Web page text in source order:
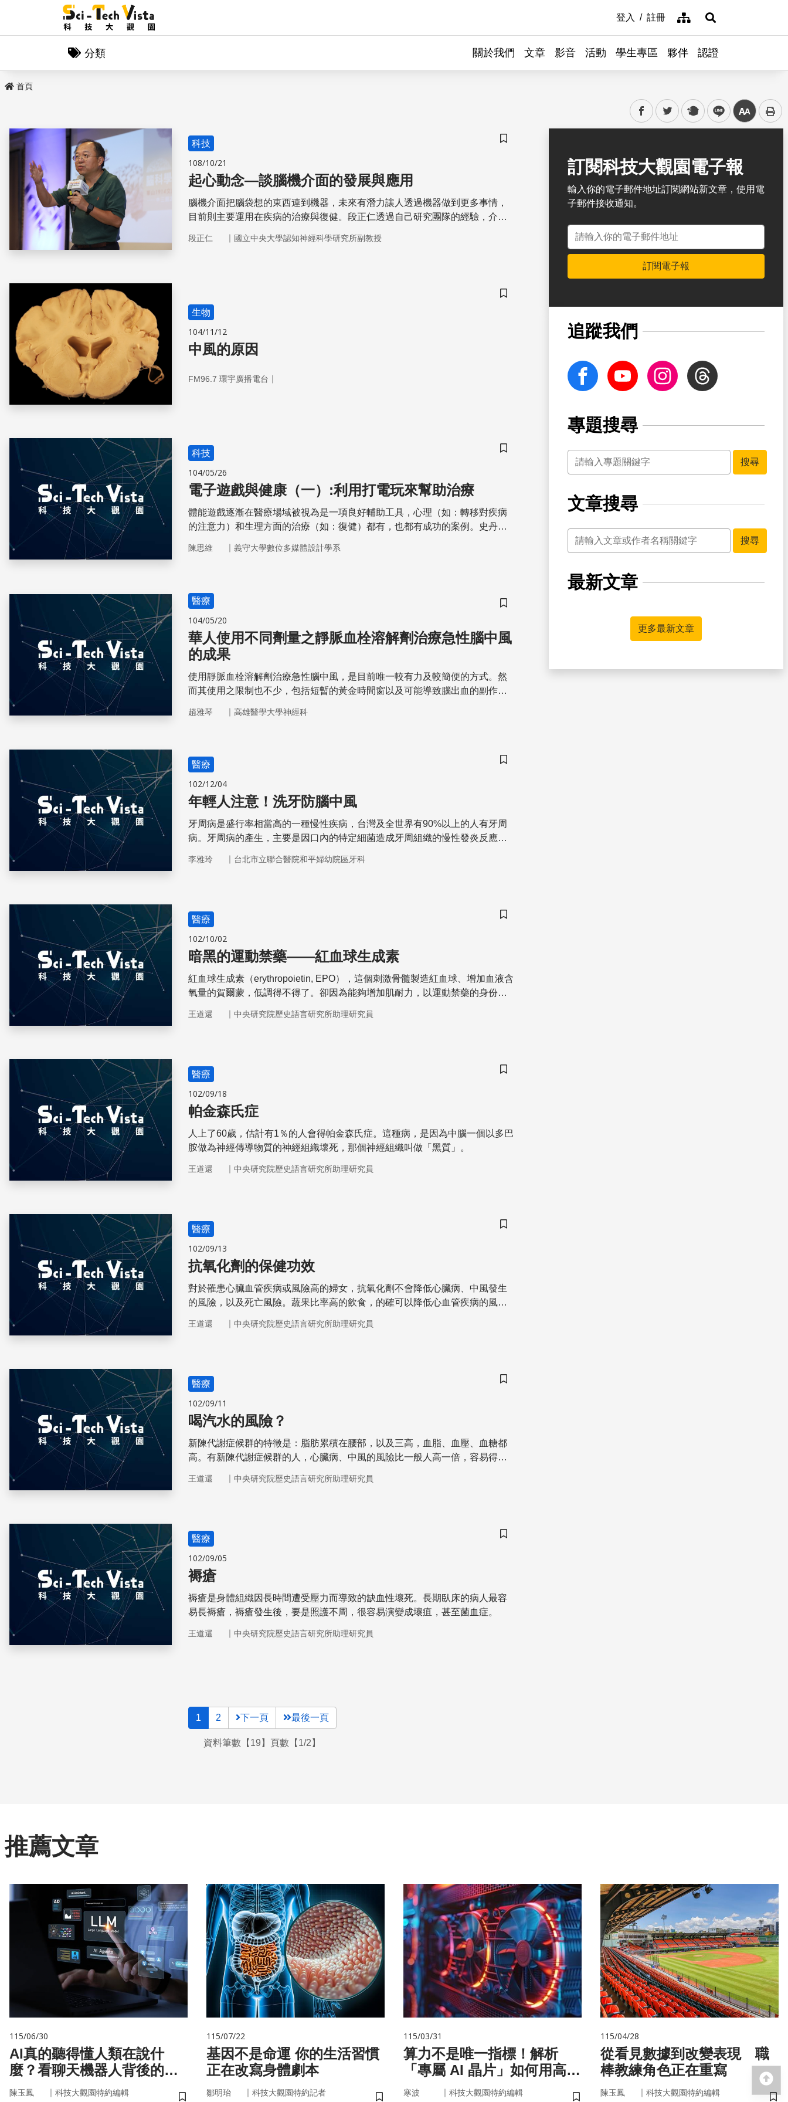
登入 註冊 網站導覽展開搜尋
分類 關於我們 文章 影音 活動 學生專區 夥伴 認證
首頁
facebooktwitter plurk line 中
儲存書籤
科技
108/10/21
起心動念—談腦機介面的發展與應用
腦機介面把腦袋想的東西連到機器，未來有潛力讓人透過機器做到更多事情，
目前則主要運用在疾病的治療與復健。段正仁透過自己研究團隊的經驗，介紹
段正仁 ｜ 國立中央大學認知神經科學研究所副教授
儲存書籤
生物
104/11/12
中風的原因
FM96.7 環宇廣播電台 ｜
儲存書籤
科技
104/05/26
電子遊戲與健康（一）:利用打電玩來幫助治療
體能遊戲逐漸在醫療場域被視為是一項良好輔助工具，心理（如：轉移對疾病
的注意力）和生理方面的治療（如：復健）都有，也都有成功的案例。史丹伊
回顧研究。研究當中探討了一系列體能遊戲製作的設計，並檢驗當中體能遊戲
陳思維 ｜ 義守大學數位多媒體設計學系
儲存書籤
醫療
104/05/20
華人使用不同劑量之靜脈血栓溶解劑治療急性腦中風
的成果
使用靜脈血栓溶解劑治療急性腦中風，是目前唯一較有力及較簡便的方式。然
而其使用之限制也不少，包括短暫的黃金時間窗以及可能導致腦出血的副作
險因子，以避免此種嚴重副作用，一直是被熱切討論及研究的重點項目
趙雅琴 ｜ 高雄醫學大學神經科
儲存書籤
醫療
102/12/04
年輕人注意！洗牙防腦中風
牙周病是盛行率相當高的一種慢性疾病，台灣及全世界有90%以上的人有牙周
病。牙周病的產生，主要是因口內的特定細菌造成牙周組織的慢性發炎反應與
步就能減少發生中風的機率。
李雅玲 ｜ 台北市立聯合醫院和平婦幼院區牙科
儲存書籤
醫療
102/10/02
暗黑的運動禁藥——紅血球生成素
紅血球生成素（erythropoietin, EPO），這個刺激骨髓製造紅血球、增加血液含
氧量的賀爾蒙，低調得不得了。卻因為能夠增加肌耐力，以運動禁藥的身份，
王道還 ｜ 中央研究院歷史語言研究所助理研究員
儲存書籤
醫療
102/09/18
帕金森氏症
人上了60歲，估計有1％的人會得帕金森氏症。這種病，是因為中腦一個以多巴
胺做為神經傳導物質的神經組織壞死，那個神經組織叫做「黑質」。
王道還 ｜ 中央研究院歷史語言研究所助理研究員
儲存書籤
醫療
102/09/13
抗氧化劑的保健功效
對於罹患心臟血管疾病或風險高的婦女，抗氧化劑不會降低心臟病、中風發生
的風險，以及死亡風險。蔬果比率高的飲食，的確可以降低心血管疾病的風
王道還 ｜ 中央研究院歷史語言研究所助理研究員
儲存書籤
醫療
102/09/11
喝汽水的風險？
新陳代謝症候群的特徵是：脂肪累積在腰部，以及三高，血脂、血壓、血糖都
高。有新陳代謝症候群的人，心臟病、中風的風險比一般人高一倍，容易得糖
王道還 ｜ 中央研究院歷史語言研究所助理研究員
儲存書籤
醫療
102/09/05
褥瘡
褥瘡是身體組織因長時間遭受壓力而導致的缺血性壞死。長期臥床的病人最容
易長褥瘡，褥瘡發生後，要是照護不周，很容易演變成壞疽，甚至菌血症。
王道還 ｜ 中央研究院歷史語言研究所助理研究員
1 2 下一頁 最後一頁
資料筆數【19】頁數【1/2】
訂閱科技大觀園電子報
輸入你的電子郵件地址訂閱網站新文章，使用電
子郵件接收通知。
電子郵件地址
訂閱電子報
追蹤我們
facebook Youtube InstagramThreads
專題搜尋
關鍵字
搜尋
文章搜尋
關鍵字
搜尋
最新文章
更多最新文章
推薦文章
115/06/30
AI真的聽得懂人類在說什
麼？看聊天機器人背後的語
言科技
陳玉鳳 ｜ 科技大觀園特約編輯
115/07/22
基因不是命運 你的生活習慣
正在改寫身體劇本
鄒明珆 ｜ 科技大觀園特約記者
115/03/31
算力不是唯一指標！解析
「專屬 AI 晶片」如何用高效
率驅動未來
寒波 ｜ 科技大觀園特約編輯
115/04/28
從看見數據到改變表現 職
棒教練角色正在重寫
陳玉鳳 ｜ 科技大觀園特約編輯
回